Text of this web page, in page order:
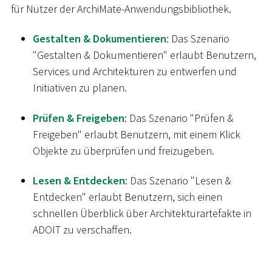
für Nutzer der ArchiMate-Anwendungsbibliothek.
Gestalten & Dokumentieren: Das Szenario
"Gestalten & Dokumentieren" erlaubt Benutzern,
Services und Architekturen zu entwerfen und
Initiativen zu planen.
Prüfen & Freigeben: Das Szenario "Prüfen &
Freigeben" erlaubt Benutzern, mit einem Klick
Objekte zu überprüfen und freizugeben.
Lesen & Entdecken: Das Szenario "Lesen &
Entdecken" erlaubt Benutzern, sich einen
schnellen Überblick über Architekturartefakte in
ADOIT zu verschaffen.